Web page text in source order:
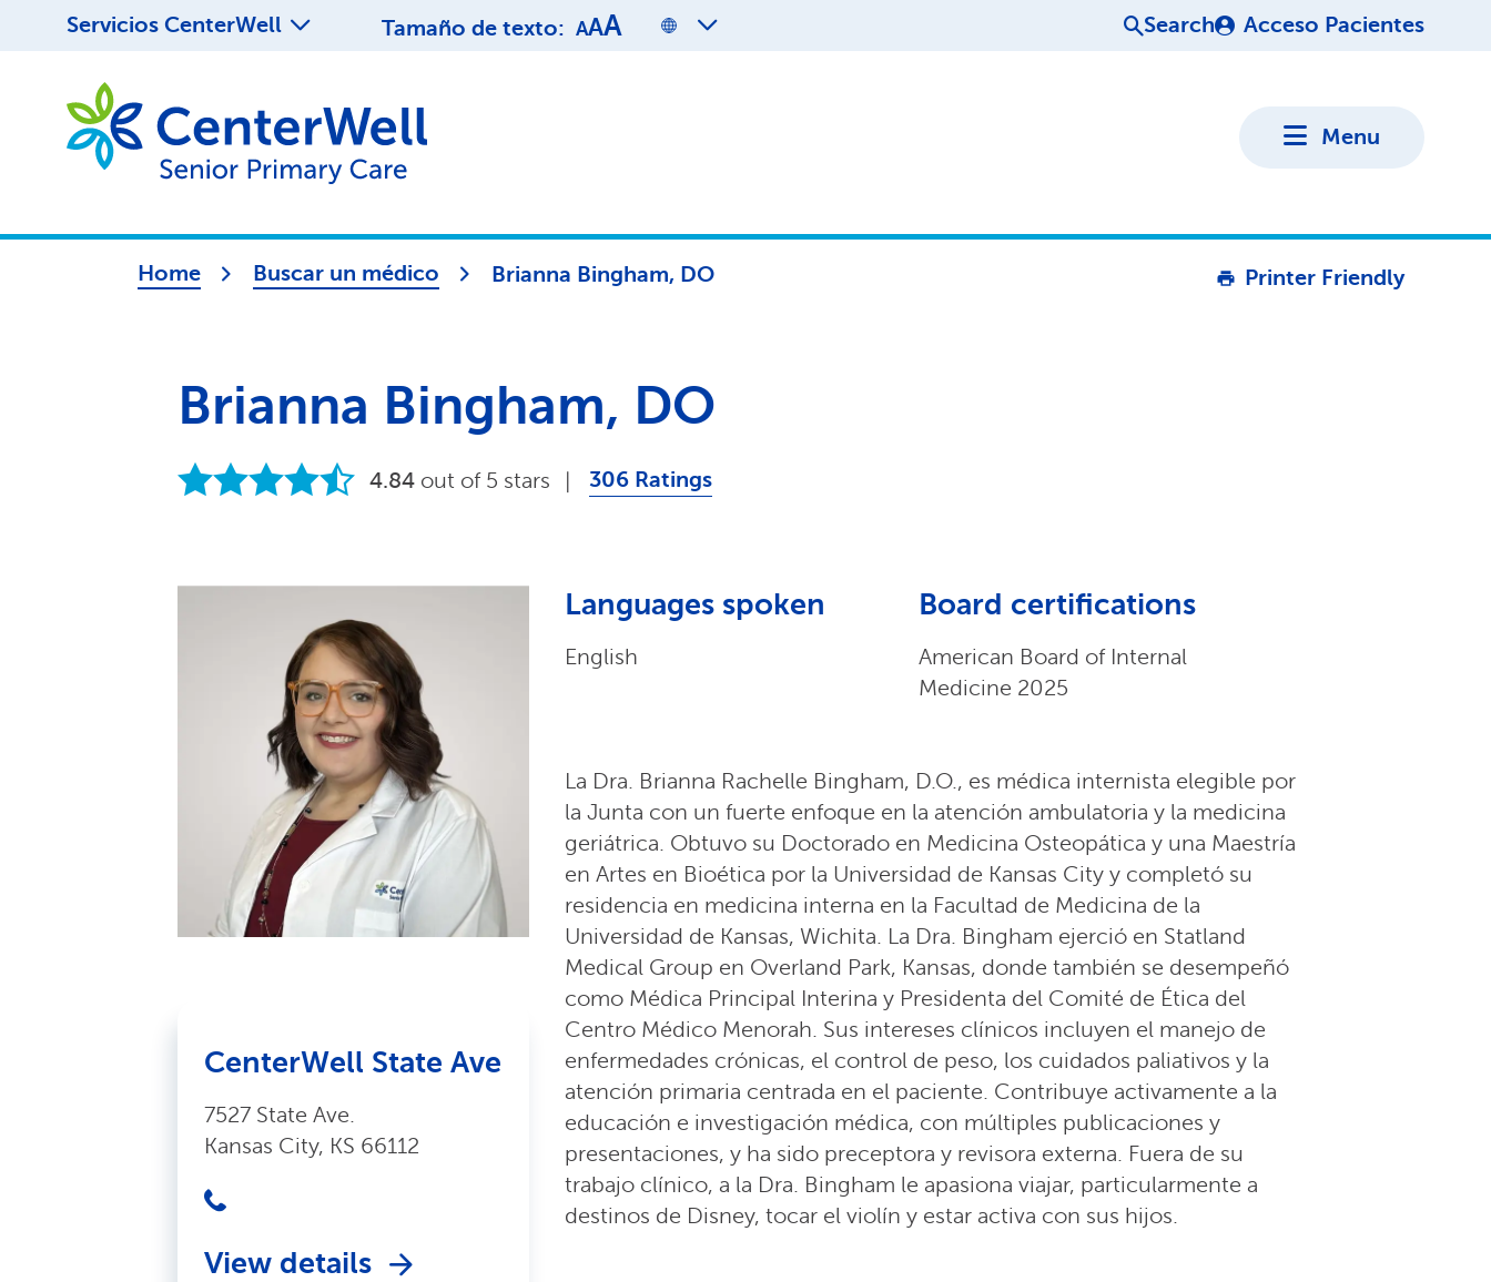
Servicios CenterWell Tamaño de texto: AAA Search Acceso Pacientes
Menu
Home Buscar un médico Brianna Bingham, DO Printer Friendly
Brianna Bingham, DO
4.84 out of 5 stars 306 Ratings
CenterWell State Ave
7527 State Ave.
Kansas City, KS 66112
View details
Languages spoken
English
Board certifications
American Board of Internal
Medicine 2025
La Dra. Brianna Rachelle Bingham, D.O., es médica internista elegible por
la Junta con un fuerte enfoque en la atención ambulatoria y la medicina
geriátrica. Obtuvo su Doctorado en Medicina Osteopática y una Maestría
en Artes en Bioética por la Universidad de Kansas City y completó su
residencia en medicina interna en la Facultad de Medicina de la
Universidad de Kansas, Wichita. La Dra. Bingham ejerció en Statland
Medical Group en Overland Park, Kansas, donde también se desempeñó
como Médica Principal Interina y Presidenta del Comité de Ética del
Centro Médico Menorah. Sus intereses clínicos incluyen el manejo de
enfermedades crónicas, el control de peso, los cuidados paliativos y la
atención primaria centrada en el paciente. Contribuye activamente a la
educación e investigación médica, con múltiples publicaciones y
presentaciones, y ha sido preceptora y revisora externa. Fuera de su
trabajo clínico, a la Dra. Bingham le apasiona viajar, particularmente a
destinos de Disney, tocar el violín y estar activa con sus hijos.